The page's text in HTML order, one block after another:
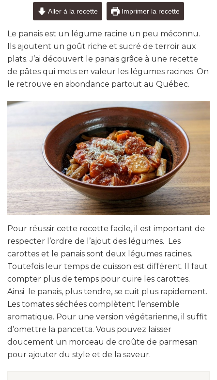
Aller à la recette Imprimer la recette
Le panais est un légume racine un peu méconnu.
Ils ajoutent un goût riche et sucré de terroir aux
plats. J’ai découvert le panais grâce à une recette
de pâtes qui mets en valeur les légumes racines. On
le retrouve en abondance partout au Québec.
Pour réussir cette recette facile, il est important de
respecter l’ordre de l’ajout des légumes. Les
carottes et le panais sont deux légumes racines.
Toutefois leur temps de cuisson est différent. Il faut
compter plus de temps pour cuire les carottes.
Ainsi le panais, plus tendre, se cuit plus rapidement.
Les tomates séchées complètent l’ensemble
aromatique. Pour une version végétarienne, il suffit
d’omettre la pancetta. Vous pouvez laisser
doucement un morceau de croûte de parmesan
pour ajouter du style et de la saveur.